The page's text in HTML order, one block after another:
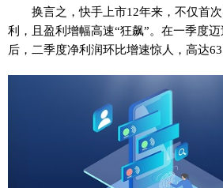
换言之，快手上市12年来，不仅首
利，且盈利增幅高速“狂飙”。在一季度
后，二季度净利润环比增速惊人，高达